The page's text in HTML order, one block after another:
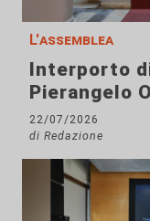
L'assemblea
Interporto
Pierangelo
22/07/2026
di Redazione